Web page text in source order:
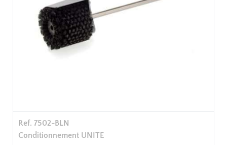
Ref. 7502-BLN
Conditionnement UNITE